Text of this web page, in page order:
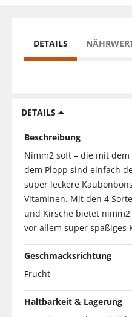
DETAILS
DETAILS
Beschreibung
Nimm2 soft – die mit
dem Plopp sind einfach
super leckere
Vitaminen. Mit den 4
und Kirsche bietet
vor allem super spaßiges
Geschmacksrichtung
Frucht
Haltbarkeit & Lagerung